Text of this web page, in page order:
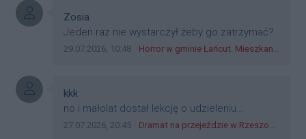
zagorzali pisowcy
Autor komentarza:
Zosia
Treść komentarza:
Jeden raz nie wystarczył żeby go zatrzymać?
Data dodania komentarza:
29.07.2026, 10:48 Źródło komentarza:
Horror w gminie Łańcut. Mieszkaniec Rzeszowa terroryzował rodzinę nożem i zaatakował policjantów! [VIDEO]
Autor komentarza:
kkk
Treść komentarza:
no i małolat dostał lekcję o udzieleniu
pierwszeństwa
Data dodania komentarza:
27.07.2026, 20:45 Źródło komentarza:
Dramat na przejeździe w Rzeszowie. 16-latek na hulajnodze wjechał wprost pod szynobus